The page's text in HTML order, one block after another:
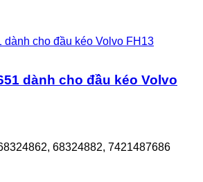
dành cho đầu kéo Volvo
68324882, 7421487686